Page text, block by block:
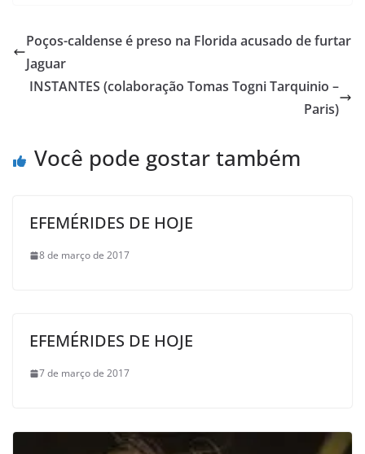
Poços-caldense é preso na Florida acusado de furtar
Jaguar
INSTANTES (colaboração Tomas Togni Tarquinio –
Paris)
Você pode gostar também
EFEMÉRIDES DE HOJE
8 de março de 2017
EFEMÉRIDES DE HOJE
7 de março de 2017